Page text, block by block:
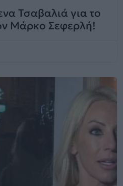
Τσαβαλιά για το
Μάρκο Σεφερλή!